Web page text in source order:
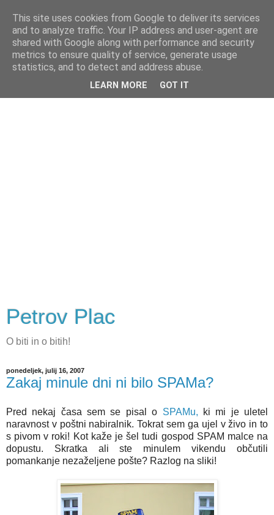
Petrov Plac
O biti in o bitih!
ponedeljek, julij 16, 2007
Zakaj minule dni ni bilo SPAMa?
Pred nekaj časa sem se pisal o SPAMu, ki mi je uletel
naravnost v poštni nabiralnik. Tokrat sem ga ujel v živo in to
s pivom v roki! Kot kaže je šel tudi gospod SPAM malce na
dopustu. Skratka ali ste minulem vikendu občutili
pomankanje nezaželjene pošte? Razlog na sliki!
This site uses cookies from Google to deliver its services
and to analyze traffic. Your IP address and user-agent are
shared with Google along with performance and security
metrics to ensure quality of service, generate usage
statistics, and to detect and address abuse.
LEARN MORE GOT IT